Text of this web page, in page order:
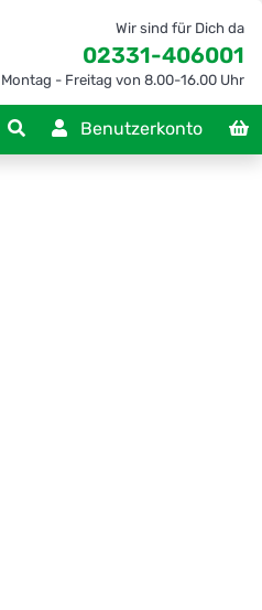
Wir sind für Dich da
02331-406001
Montag - Freitag von 8.00-16.00 Uhr
Benutzerkonto